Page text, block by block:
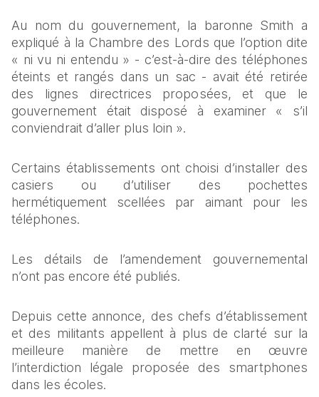
Au nom du gouvernement, la baronne Smith a
expliqué à la Chambre des Lords que l’option dite
« ni vu ni entendu » - c’est‑à‑dire des téléphones
éteints et rangés dans un sac - avait été retirée
des lignes directrices proposées, et que le
gouvernement était disposé à examiner « s’il
conviendrait d’aller plus loin ».
Certains établissements ont choisi d’installer des
casiers ou d’utiliser des pochettes
hermétiquement scellées par aimant pour les
téléphones.
Les détails de l’amendement gouvernemental
n’ont pas encore été publiés.
Depuis cette annonce, des chefs d’établissement
et des militants appellent à plus de clarté sur la
meilleure manière de mettre en œuvre
l’interdiction légale proposée des smartphones
dans les écoles.